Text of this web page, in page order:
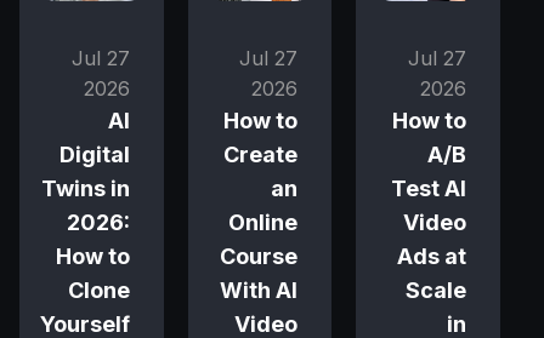
27 Jul
2026
How to
A/B
Test AI
Video
Ads at
Scale
in
27 Jul
2026
How to
Create
an
Online
Course
With AI
Video
27 Jul
2026
AI
Digital
Twins in
2026:
How to
Clone
Yourself